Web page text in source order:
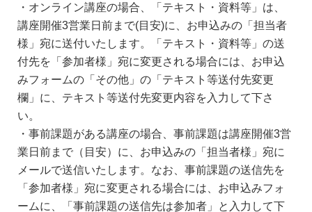
・オンライン講座の場合、「テキスト・資料等」は、
講座開催3営業日前まで(目安)に、お申込みの「担当者
様」宛に送付いたします。「テキスト・資料等」の送
付先を「参加者様」宛に変更される場合には、お申込
みフォームの「その他」の「テキスト等送付先変更
欄」に、テキスト等送付先変更内容を入力して下さ
い。
・事前課題がある講座の場合、事前課題は講座開催3営
業日前まで（目安）に、お申込みの「担当者様」宛に
メールで送信いたします。なお、事前課題の送信先を
「参加者様」宛に変更される場合には、お申込みフォ
ームに、「事前課題の送信先は参加者」と入力して下